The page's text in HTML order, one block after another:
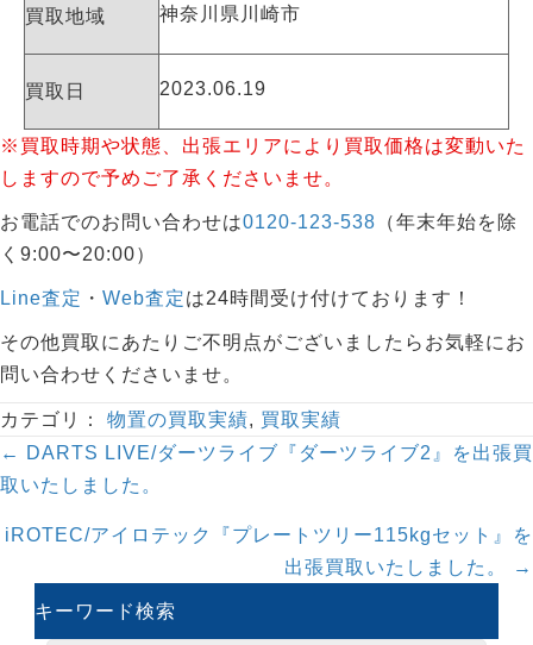
買取地域 神奈川県川崎市
買取日 2023.06.19
※買取時期や状態、出張エリアにより買取価格は変動いた
しますので予めご了承くださいませ。
お電話でのお問い合わせは0120-123-538 （年末年始を除
く9:00〜20:00）
Line査定 ・ Web査定は24時間受け付けております！
その他買取にあたりご不明点がございましたらお気軽にお
問い合わせくださいませ。
カテゴリ： 物置の買取実績, 買取実績
Posts
navigation
← DARTS LIVE/ダーツライブ『ダーツライブ2』を出張買
取いたしました。
iROTEC/アイロテック『プレートツリー115kgセット』を
出張買取いたしました。 →
キーワード検索